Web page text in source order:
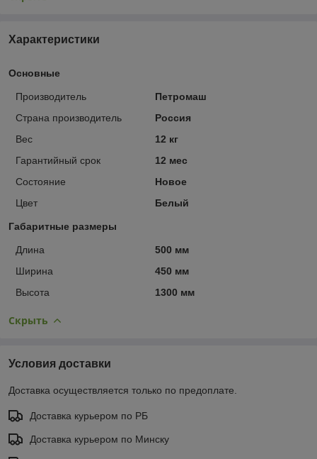
Характеристики
Основные
Производитель
Петромаш
Страна производитель
Россия
Вес
12 кг
Гарантийный срок
12 мес
Состояние
Новое
Цвет
Белый
Габаритные размеры
Длина
500 мм
Ширина
450 мм
Высота
1300 мм
Скрыть
Условия доставки
Доставка осуществляется только по предоплате.
Доставка курьером по РБ
Доставка курьером по Минску